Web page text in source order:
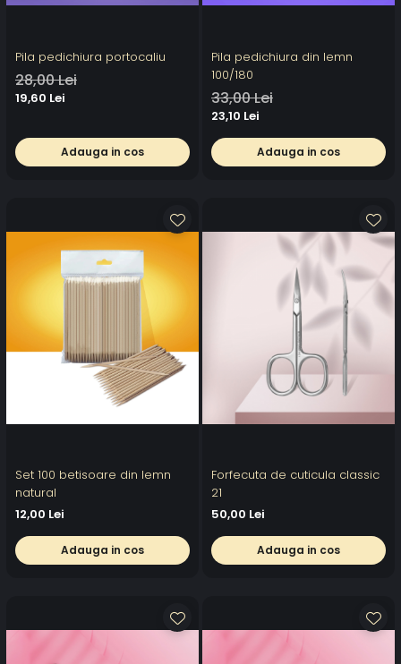
Pila pedichiura portocaliu
28,00 Lei
19,60 Lei
Adauga in cos
Pila pedichiura din lemn
100/180
33,00 Lei
23,10 Lei
Adauga in cos
Set 100 betisoare din lemn
natural
12,00 Lei
Adauga in cos
Forfecuta de cuticula classic
21
50,00 Lei
Adauga in cos